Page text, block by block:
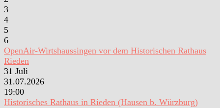
3
4
5
6
OpenAir-Wirtshaussingen vor dem Historischen Rathaus
Rieden
31 Juli
31.07.2026
19:00
Historisches Rathaus in Rieden (Hausen b. Würzburg)